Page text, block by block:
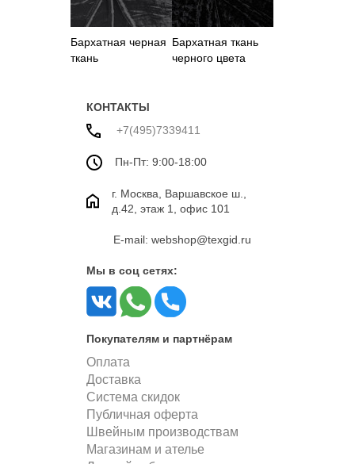
Бархатная черная
ткань
Бархатная ткань
черного цвета
КОНТАКТЫ
+7(495)7339411
Пн-Пт: 9:00-18:00
г. Москва, Варшавское ш.,
д.42, этаж 1, офис 101
E-mail: webshop@texgid.ru
Мы в соц сетях:
Покупателям и партнёрам
Оплата
Доставка
Система скидок
Публичная оферта
Швейным производствам
Магазинам и ателье